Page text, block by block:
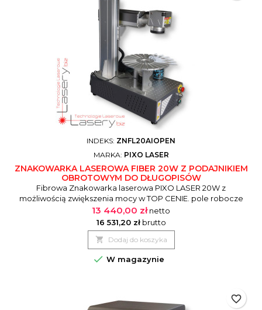
INDEKS: ZNFL20AIOPEN
MARKA: PIXO LASER
ZNAKOWARKA LASEROWA FIBER 20W Z PODAJNIKIEM
OBROTOWYM DO DŁUGOPISÓW
Fibrowa Znakowarka laserowa PIXO LASER 20W z
możliwością zwiększenia mocy w TOP CENIE. pole robocze
110x110mm lub inne do wyboru. Maszyna do pracy w każdych
warunkach - szybka, niezawodna od doświadczonego
dostawcy. Z przystawką obrotową na 24 długopisy. Bogate
opcjonalne wyposażenie. Niewielka konstrukcja, nie zabiera
dużo miejsca.
13 440,00 zł netto
16 531,20 zł brutto
 Dodaj do koszyka
 W magazynie
favorite_border